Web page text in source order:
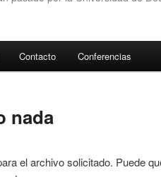
Contacto Conferencias
nada
el archivo solicitado. Puede